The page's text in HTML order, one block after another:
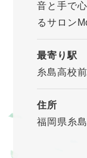
音と手で
るサロン
最寄り駅
糸島高校
住所
福岡県糸